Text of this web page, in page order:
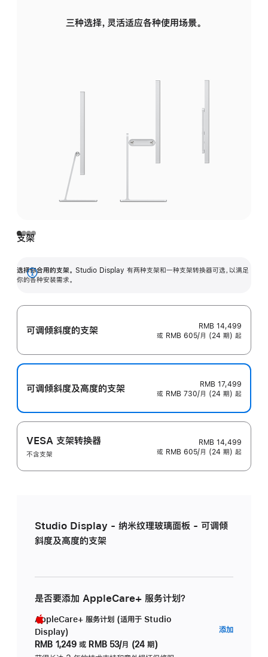
三种选择，灵活适应各种使用场景。
支架
选择你合用的支架。 Studio Display 有两种支架和一种支架转换器可选，以满足
你的各种安装需求。
展
可调倾斜度的支架
RMB 14,499
或 RMB 605/月 (24 期) 起
可调倾斜度及高‍度的支‍架
RMB 17,499
或 RMB 730/月 (24 期) 起
VESA 支架转换器
不含支架
RMB 14,499
或 RMB 605/月 (24 期) 起
Studio Display - 纳米纹理玻璃面板 - 可调倾
斜度及高度的支架
是否要添加 AppleCare+ 服务计划？
AppleCare+ 服务计划 (适用于 Studio
Display)
RMB 1,249 或 RMB 53/月 (24 期)
添加